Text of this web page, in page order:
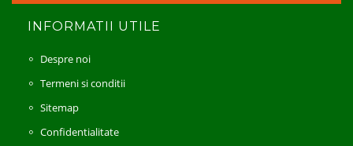
INFORMATII UTILE
Despre noi
Termeni si conditii
Sitemap
Confidentialitate